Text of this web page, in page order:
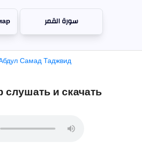
سورة القمر
и скачать